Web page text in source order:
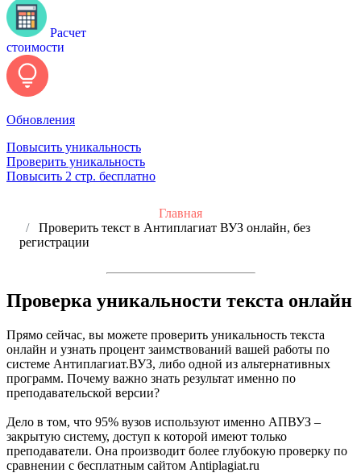
Расчет
стоимости
Обновления
Повысить уникальность
Проверить уникальность
Повысить 2 стр. бесплатно
Главная
Проверить текст в Антиплагиат ВУЗ онлайн, без
регистрации
Проверка уникальности текста онлайн
Прямо сейчас, вы можете проверить уникальность текста
онлайн и узнать процент заимствований вашей работы по
системе Антиплагиат.ВУЗ, либо одной из альтернативных
программ. Почему важно знать результат именно по
преподавательской версии?
Дело в том, что 95% вузов используют именно АПВУЗ –
закрытую систему, доступ к которой имеют только
преподаватели. Она производит более глубокую проверку по
сравнении с бесплатным сайтом Antiplagiat.ru